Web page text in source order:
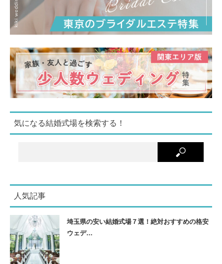
気になる結婚式場を検索する！
人気記事
埼玉県の安い結婚式場７選！絶対おすすめの格安
ウェデ…